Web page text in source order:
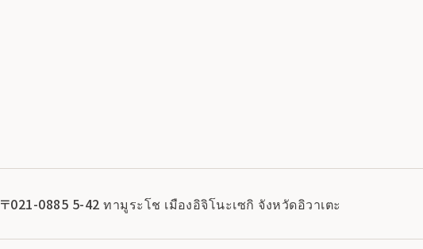
〒021-0885 5-42 ทามูระโช เมืองอิจิโนะเซกิ จังหวัดอิวาเตะ